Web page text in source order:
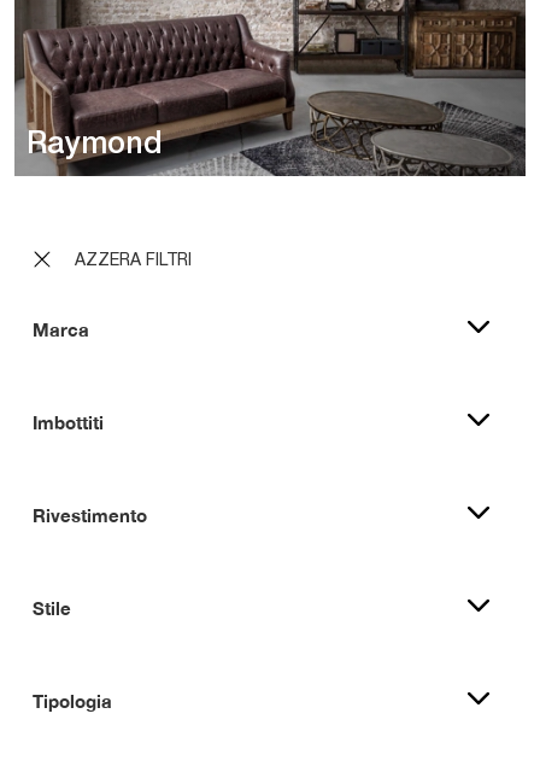
AZZERA FILTRI
Marca
Imbottiti
Rivestimento
Stile
Tipologia
Raymond